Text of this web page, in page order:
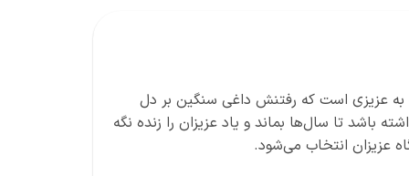
به عزیزی است که رفتنش داغی سنگین بر دل
باشد تا سال‌ها بماند و یاد عزیزان را زنده نگه
عزیزان انتخاب می‌شود.